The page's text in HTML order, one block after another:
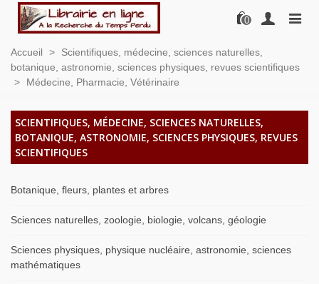
0
Accueil >
Scientifiques, médecine, sciences naturelles,
botanique, astronomie, sciences physiques, revues scientifiques
>
Médecine, Pharmacie, Vétérinaire
SCIENTIFIQUES, MÉDECINE, SCIENCES NATURELLES,
BOTANIQUE, ASTRONOMIE, SCIENCES PHYSIQUES, REVUES
SCIENTIFIQUES
Botanique, fleurs, plantes et arbres
Sciences naturelles, zoologie, biologie, volcans, géologie
Sciences physiques, physique nucléaire, astronomie, sciences
mathématiques